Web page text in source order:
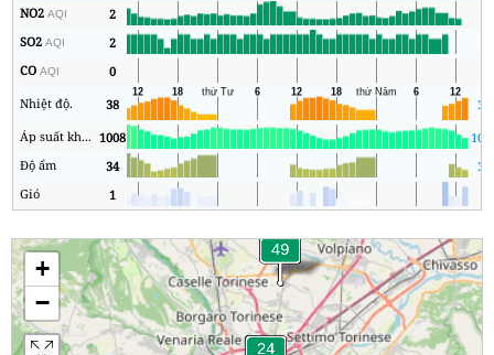
NO2AQI 2
SO2AQI 2
COAQI 0
Nhiệt độ.
38
30
Áp suất không khí 1008
Độ ẩm
34
33
Gió
1
+
−